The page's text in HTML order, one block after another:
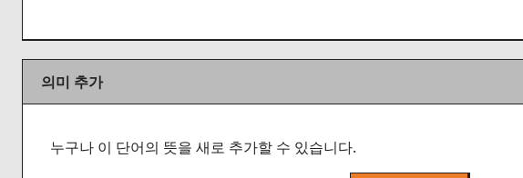
의미 추가
누구나 이 단어의 뜻을 새로 추가할 수 있습니다.